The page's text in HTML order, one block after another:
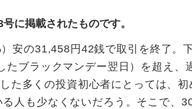
に掲載されたものです。
安の31,458円42銭で取引を終了。
ブラックマンデー翌日）を超え、
た多くの投資初心者にとっては、初
人も少なくないだろう。そこで、